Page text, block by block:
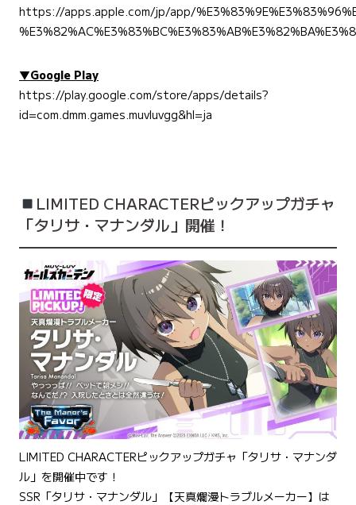
https://apps.apple.com/jp/app/
▼Google Play
https://play.google.com/store/apps/details?
id=com.dmm.games.muvluvgg&hl=ja
LIMITED CHARACTERピックアップガチャ
「​​タリサ・マナンダル」開催！
LIMITED CHARACTERピックアップガチャ「​​タリサ・マナンダ
ル」を開催中です！
SSR「タリサ・マナンダル」【天真爛漫トラブルメーカー】は